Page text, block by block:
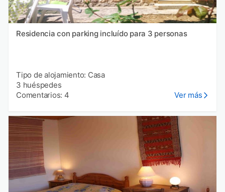
Residencia con parking incluído para 3 personas
Tipo de alojamiento: Casa
3 huéspedes
Comentarios: 4
Ver más